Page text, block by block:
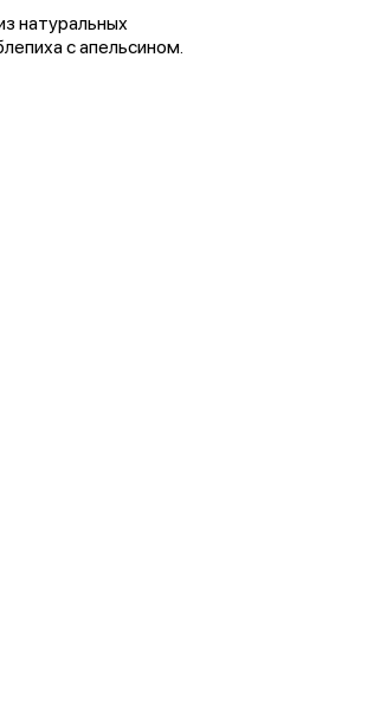
натуральных
с апельсином.